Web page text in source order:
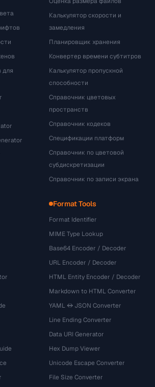
для
Калькулятор скорости и
замедления
Планировщик хранения
Конвертер времени субтитров
Калькулятор пропускной
способности
Справочник цветовых
пространств
Справочник кодеков
Спецификации платформ
Справочник по цветовой
субдискретизации
Справочник по записи экрана
Format Tools
Format Identifier
MIME Type Lookup
Base64 Encoder / Decoder
URL Encoder / Decoder
HTML Entity Encoder / Decoder
Markdown to HTML Converter
YAML ↔ JSON Converter
Line Ending Converter
Data URI Generator
Hex Dump Viewer
Unicode Escape Converter
File Size Converter